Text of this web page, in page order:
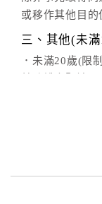
或移作其他目的
三、其他(未
．未滿20歲(限
繼續後續訂購